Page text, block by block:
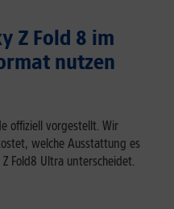
Z Fold 8 im
nutzen
offiziell vorgestellt. Wir
welche Ausstattung es
Fold8 Ultra unterscheidet.